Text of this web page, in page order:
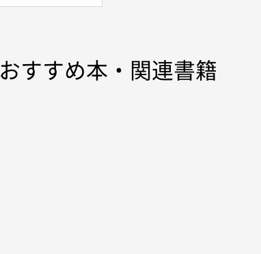
おすすめ本・関連書籍